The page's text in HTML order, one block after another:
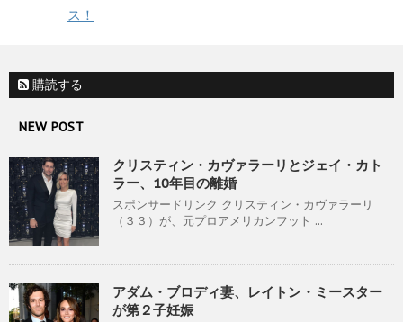
ス！
購読する
NEW POST
クリスティン・カヴァラーリとジェイ・カト
ラー、10年目の離婚
スポンサードリンク クリスティン・カヴァラーリ
（３３）が、元プロアメリカンフット ...
アダム・ブロディ妻、レイトン・ミースター
が第２子妊娠